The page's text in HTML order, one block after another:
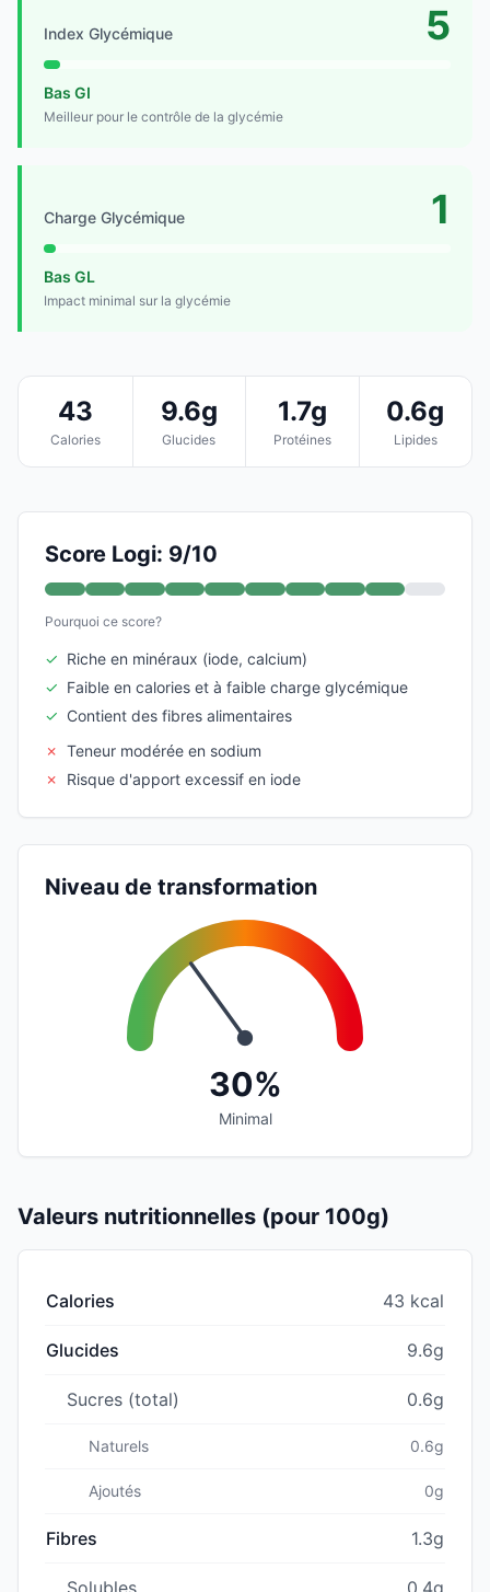
Index Glycémique 5
Bas GI
Meilleur pour le contrôle de la glycémie
Charge Glycémique 1
Bas GL
Impact minimal sur la glycémie
43
Calories
9.6g
Glucides
1.7g
Protéines
0.6g
Lipides
Score Logi: 9/10
Pourquoi ce score?
✓ Riche en minéraux (iode, calcium)
✓ Faible en calories et à faible charge glycémique
✓ Contient des fibres alimentaires
✗ Teneur modérée en sodium
✗
Risque d'apport excessif en iode
Niveau de transformation
30%
Minimal
Valeurs nutritionnelles (pour 100g)
Calories 43 kcal
Glucides 9.6g
Sucres (total) 0.6g
Naturels 0.6g
Ajoutés 0g
Fibres 1.3g
Solubles 0.4g